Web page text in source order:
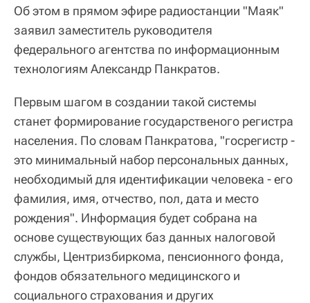
Об этом в прямом эфире радиостанции "Маяк"
заявил заместитель руководителя
федерального агентства по информационным
технологиям Александр Панкратов.
Первым шагом в создании такой системы
станет формирование государственого регистра
населения. По словам Панкратова, "госрегистр -
это минимальный набор персональных данных,
необходимый для идентификации человека - его
фамилия, имя, отчество, пол, дата и место
рождения". Информация будет собрана на
основе существующих баз данных налоговой
службы, Центризбиркома, пенсионного фонда,
фондов обязательного медицинского и
социального страхования и других